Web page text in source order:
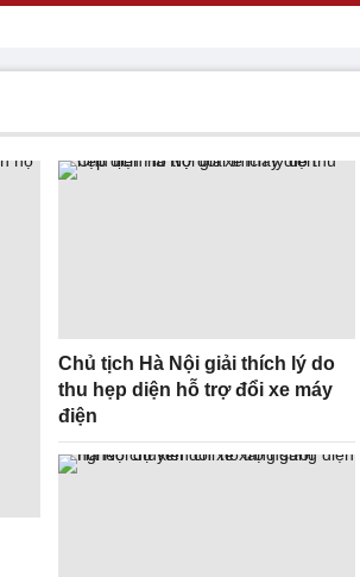
Chủ tịch Hà Nội giải thích lý do
thu hẹp diện hỗ trợ đổi xe máy
điện